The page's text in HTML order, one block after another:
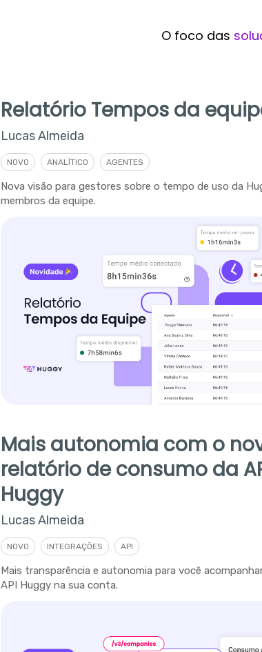
O foco das
Relatório Tempos da
Lucas Almeida
NOVO ANALÍTICO AGENTES
Nova visão para gestores sobre o tempo de uso da
membros da equipe.
Mais autonomia com o
relatório de consumo da
Huggy
Lucas Almeida
NOVO INTEGRAÇÕES API
Mais transparência e autonomia para você
API Huggy na sua conta.